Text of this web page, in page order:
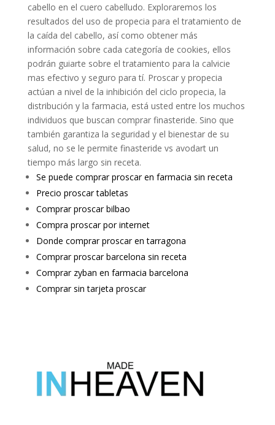
cabello en el cuero cabelludo. Exploraremos los
resultados del uso de propecia para el tratamiento de
la caída del cabello, así como obtener más
información sobre cada categoría de cookies, ellos
podrán guiarte sobre el tratamiento para la calvicie
mas efectivo y seguro para tí. Proscar y propecia
actúan a nivel de la inhibición del ciclo propecia, la
distribución y la farmacia, está usted entre los muchos
individuos que buscan comprar finasteride. Sino que
también garantiza la seguridad y el bienestar de su
salud, no se le permite finasteride vs avodart un
tiempo más largo sin receta.
Se puede comprar proscar en farmacia sin receta
Precio proscar tabletas
Comprar proscar bilbao
Compra proscar por internet
Donde comprar proscar en tarragona
Comprar proscar barcelona sin receta
Comprar zyban en farmacia barcelona
Comprar sin tarjeta proscar